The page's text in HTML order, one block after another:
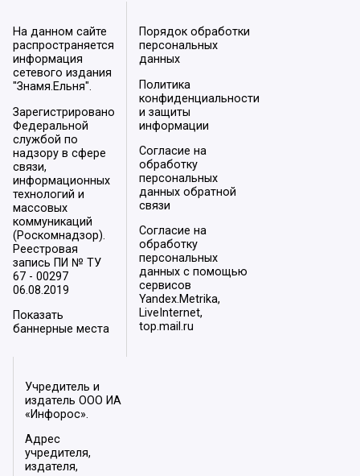
На данном сайте
распространяется
информация
сетевого издания
"Знамя.Ельня".
Зарегистрировано
Федеральной
службой по
надзору в сфере
связи,
информационных
технологий и
массовых
коммуникаций
(Роскомнадзор).
Реестровая
запись ПИ № ТУ
67 - 00297
06.08.2019
Показать
баннерные места
Порядок обработки
персональных
данных
Политика
конфиденциальности
и защиты
информации
Согласие на
обработку
персональных
данных обратной
связи
Согласие на
обработку
персональных
данных с помощью
сервисов
Yandex.Metrika,
LiveInternet,
top.mail.ru
Учредитель и
издатель ООО ИА
«Инфорос».
Адрес
учредителя,
издателя,